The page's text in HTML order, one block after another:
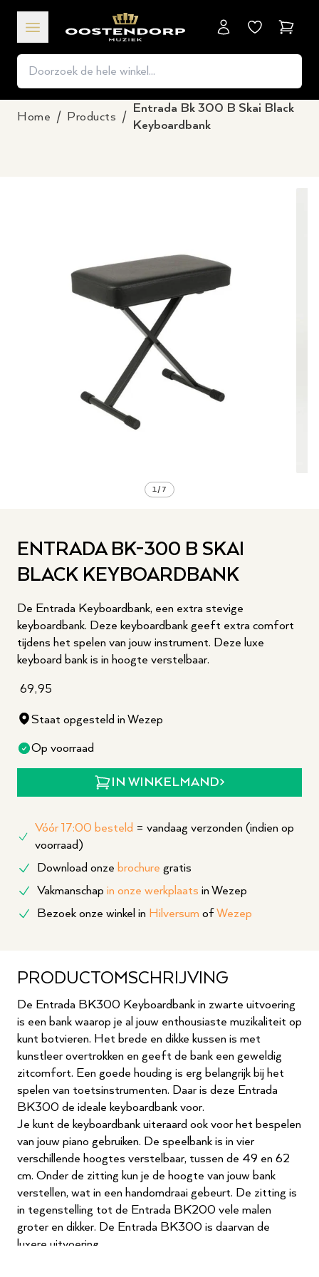
Home / Products /
Entrada Bk 300 B Skai Black
Keyboardbank
1/ 7
ENTRADA BK-300 B SKAI
BLACK KEYBOARDBANK
De Entrada Keyboardbank, een extra stevige
keyboardbank. Deze keyboardbank geeft extra comfort
tijdens het spelen van jouw instrument. Deze luxe
keyboard bank is in hoogte verstelbaar.
69,95
Staat opgesteld in Wezep
Op voorraad
IN WINKELMAND
Vóór 17:00 besteld = vandaag verzonden (indien op
voorraad)
Download onze brochure gratis
Vakmanschap in onze werkplaats in Wezep
Bezoek onze winkel in Hilversum of Wezep
PRODUCTOMSCHRIJVING
De Entrada BK300 Keyboardbank in zwarte uitvoering
is een bank waarop je al jouw enthousiaste muzikaliteit op
kunt botvieren. Het brede en dikke kussen is met
kunstleer overtrokken en geeft de bank een geweldig
zitcomfort. Een goede houding is erg belangrijk bij het
spelen van toetsinstrumenten. Daar is deze Entrada
BK300 de ideale keyboardbank voor.
Je kunt de keyboardbank uiteraard ook voor het bespelen
van jouw piano gebruiken. De speelbank is in vier
verschillende hoogtes verstelbaar, tussen de 49 en 62
cm. Onder de zitting kun je de hoogte van jouw bank
verstellen, wat in een handomdraai gebeurt. De zitting is
in tegenstelling tot de Entrada BK200 vele malen
groter en dikker. De Entrada BK300 is daarvan de
luxere uitvoering.